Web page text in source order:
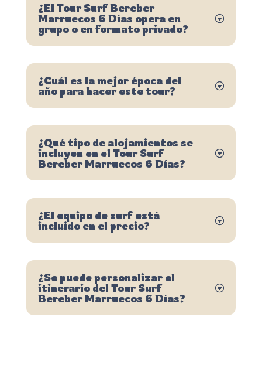
¿El Tour Surf Bereber
Marruecos 6 Días opera en
grupo o en formato privado?
¿Cuál es la mejor época del
año para hacer este tour?
¿Qué tipo de alojamientos se
incluyen en el Tour Surf
Bereber Marruecos 6 Días?
¿El equipo de surf está
incluido en el precio?
¿Se puede personalizar el
itinerario del Tour Surf
Bereber Marruecos 6 Días?